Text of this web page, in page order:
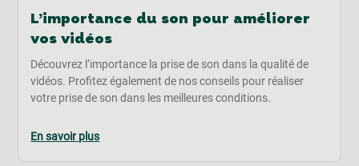
L’importance du son pour améliorer
vos vidéos
Découvrez l’importance la prise de son dans la qualité de
vidéos. Profitez également de nos conseils pour réaliser
votre prise de son dans les meilleures conditions.
En savoir plus